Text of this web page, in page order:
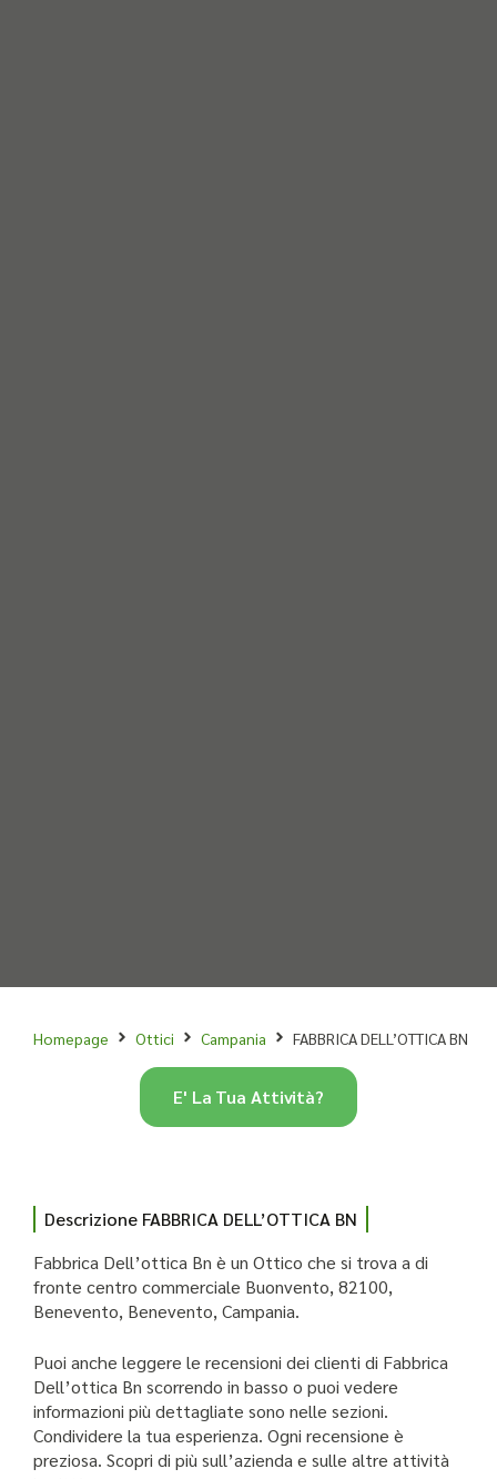
Homepage Ottici Campania FABBRICA DELL’OTTICA BN
Descrizione FABBRICA DELL’OTTICA BN
Fabbrica Dell’ottica Bn è un Ottico che si trova a di
fronte centro commerciale Buonvento, 82100,
Benevento, Benevento, Campania.
Puoi anche leggere le recensioni dei clienti di Fabbrica
Dell’ottica Bn scorrendo in basso o puoi vedere
informazioni più dettagliate sono nelle sezioni.
Condividere la tua esperienza. Ogni recensione è
preziosa. Scopri di più sull’azienda e sulle altre attività
E' La Tua Attività?